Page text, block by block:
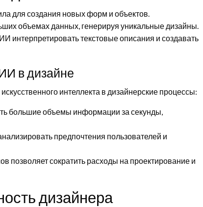
для создания новых форм и объектов.
объемах данных, генерируя уникальные дизайны.
интерпретировать текстовые описания и создавать
в дизайне
интеллекта в дизайнерские процессы:
большие объемы информации за секунды,
предпочтения пользователей и
позволяет сократить расходы на проектирование и
дизайнера